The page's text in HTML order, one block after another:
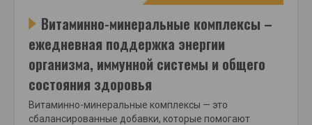
Витаминно-минеральные комплексы –
ежедневная поддержка энергии
организма, иммунной системы и общего
состояния здоровья
Витаминно-минеральные комплексы — это
сбалансированные добавки, которые помогают